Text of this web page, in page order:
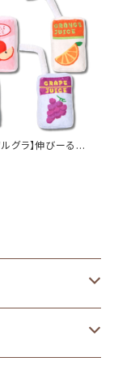
ルグラ】伸びーるス
寄)